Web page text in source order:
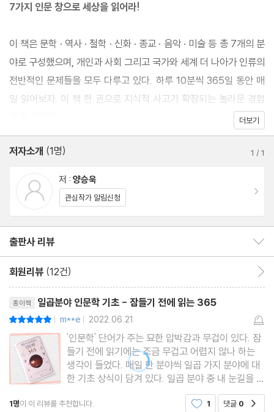
7가지 인문 창으로 세상을 읽어라!
이 책은 문학 · 역사 · 철학 · 신화 · 종교 · 음악 · 미술 등 총 7개의 분
야로 구성했으며, 개인과 사회 그리고 국가와 세계 더 나아가 인류의
전반적인 문제들을 모두 다루고 있다. 하루 10분씩 365일 동안 매
일 읽어보자. 이 책 한 권으로 지식적 사고가 확장되는 놀라운 경험
더보기
저자소개 (1명) 1 /1
저 : 양승욱
관심작가 알림신청
출판사 리뷰
회원리뷰 (12건)
종이책 일곱분야 인문학 기초 - 잠들기 전에 읽는 365
| m**e | 2022.06.21
'인문학' 단어가 주는 묘한 압박감과 무겁이 있다. 잠
들기 전에 읽기에는 조금 무겁고 어렵지 않나 하는
생각이 들었다. 매일 한 분야씩 일곱 가지 분야에 대
한 기초 상식이 담겨 있다. 일곱 분야 중 내 눈길을 끈
것은 문학, 세계사, 신화 세 가지였다. 책을 열어 쓰윽
흩어보는데 알고 있던 내용과 모르는 내용들이 썩여
1명이 이 리뷰를 추천합니다. 1 댓글 0